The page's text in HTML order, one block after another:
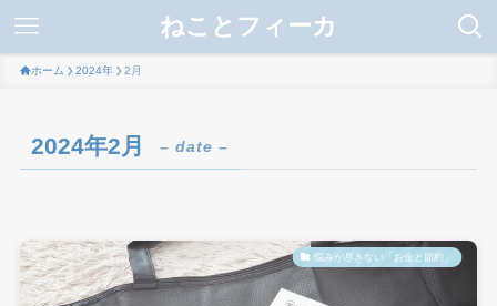
ねことフィーカ
ホーム 2024年 2月
2024年2月 – date –
悩みが尽きない「お金と節約」